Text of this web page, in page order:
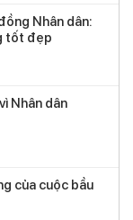
Nhân dân:
tốt đẹp
Nhân dân
của cuộc bầu